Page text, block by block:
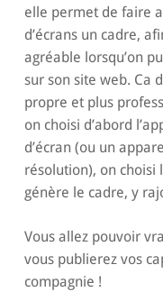
elle permet de faire
d’écrans un cadre,
agréable lorsqu’on
sur son site web. Ca
propre et plus
on choisi d’abord
d’écran (ou un
résolution), on choisi
génère le cadre, y
Vous allez pouvoir
vous publierez vos
compagnie !